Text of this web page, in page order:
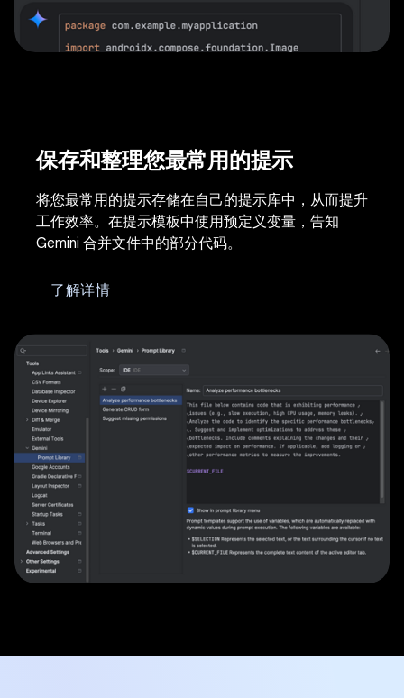
保存和整理您最常用的提示
将您最常用的提示存储在自己的提示库中，从而提升
工作效率。在提示模板中使用预定义变量，告知
Gemini 合并文件中的部分代码。
了解详情